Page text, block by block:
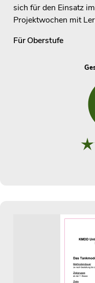
sich für den Einsatz
Projektwochen mit
Für Oberstufe